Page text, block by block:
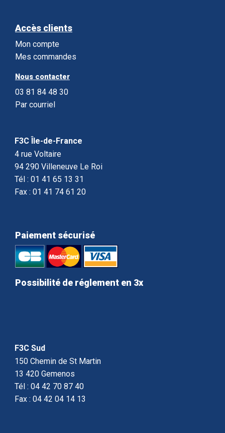
Accès clients
Mon compte
Mes commandes
Nous contacter
03 81 84 48 30
Par courriel
F3C Île-de-France
4 rue Voltaire
94 290 Villeneuve Le Roi
Tél : 01 41 65 13 31
Fax : 01 41 74 61 20
Paiement sécurisé
Possibilité de réglement en 3x
F3C Sud
150 Chemin de St Martin
13 420 Gemenos
Tél : 04 42 70 87 40
Fax : 04 42 04 14 13